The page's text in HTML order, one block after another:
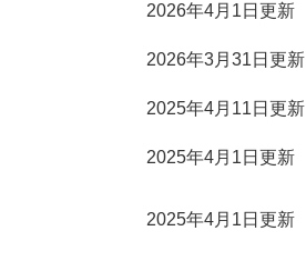
2026年4月1日更新
2026年3月31日更新
2025年4月11日更新
2025年4月1日更新
2025年4月1日更新